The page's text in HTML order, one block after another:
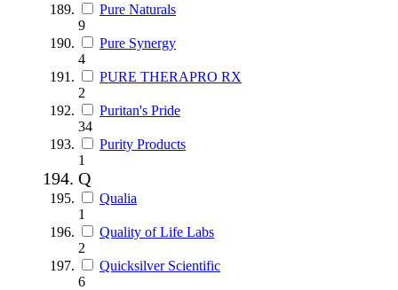
Pure Naturals
9
Pure Synergy
4
PURE THERAPRO RX
2
Puritan's Pride
34
Purity Products
1
Q
Qualia
1
Quality of Life Labs
2
Quicksilver Scientific
6